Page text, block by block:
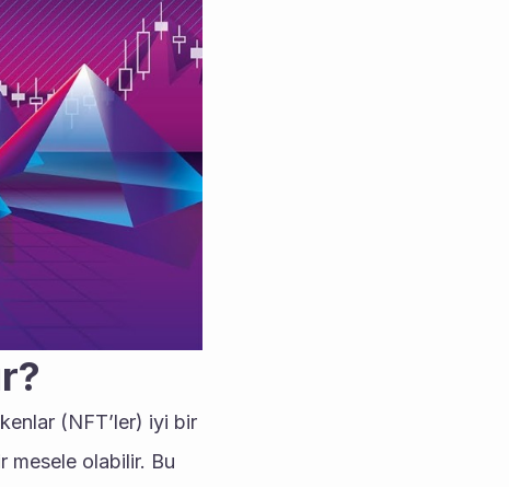
(NFT’ler) iyi bir
mesele olabilir. Bu